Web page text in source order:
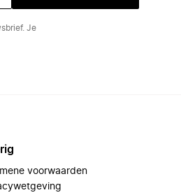
Je
voorwaarden